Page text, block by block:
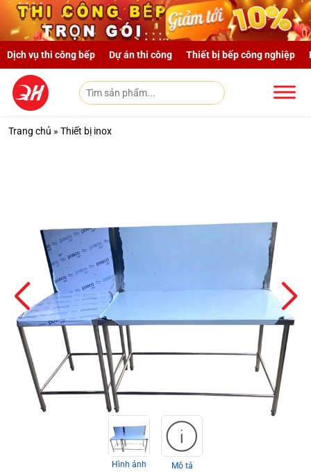
Skip to main content
Dịch vụ thi công bếp Dự án thi công Thiết bị bếp công nghiệp
Trang chủ » Thiết bị inox
Hình ảnh Mô tả